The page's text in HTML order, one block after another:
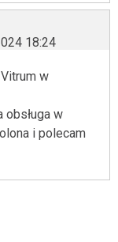
18:24
w
obsługa w
i polecam